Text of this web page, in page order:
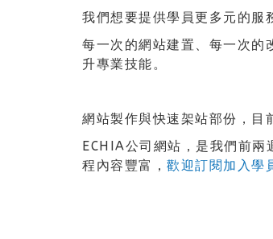
我們想要提供學員更多元的服
每一次的網站建置、每一次的
升專業技能。
網站製作與快速架站部份，目
ECHIA公司網站，是我們前兩
程內容豐富， 歡迎訂閱加入學